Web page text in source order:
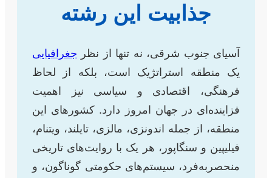
جذابیت این رشته
آسیای جنوب شرقی، نه تنها از نظر جغرافیایی
یک منطقه استراتژیک است، بلکه از لحاظ
فرهنگی، اقتصادی و سیاسی نیز اهمیت
فزاینده‌ای در جهان امروز دارد. کشورهای این
منطقه، از جمله اندونزی، مالزی، تایلند، ویتنام،
فیلیپین و سنگاپور، هر یک با روایت‌های تاریخی
منحصربه‌فرد، سیستم‌های حکومتی گوناگون، و